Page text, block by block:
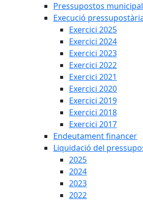
Pressupostos
Execució
Exercici 2025
Exercici 2024
Exercici 2023
Exercici 2022
Exercici 2021
Exercici 2020
Exercici 2019
Exercici 2018
Exercici 2017
Endeutament financer
Liquidació del
2025
2024
2023
2022